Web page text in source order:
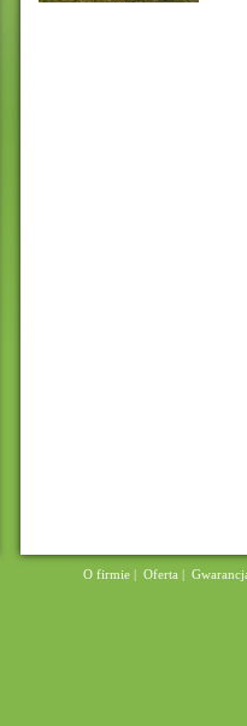
O firmie | Oferta |